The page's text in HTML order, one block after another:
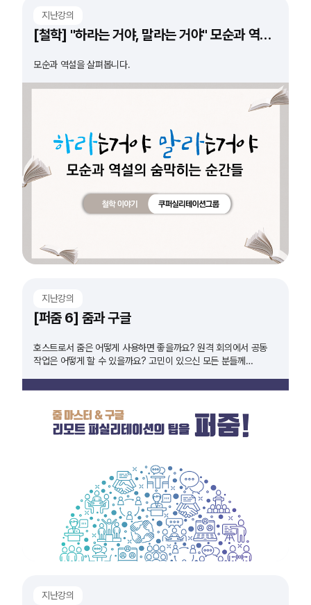
지난강의
[철학] "하라는 거야, 말라는 거야" 모순과 역설의 숨 막히는 순간들
모순과 역설을 살펴봅니다.
지난강의
[퍼줌 6] 줌과 구글
호스트로서 줌은 어떻게 사용하면 좋을까요? 원격 회의에서 공동
작업은 어떻게 할 수 있을까요? 고민이 있으신 모든 분들께
지난강의